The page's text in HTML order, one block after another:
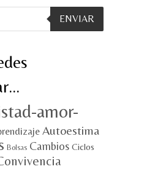
ENVIAR
amor-
Autoestima
Bolsas Cambios Ciclos